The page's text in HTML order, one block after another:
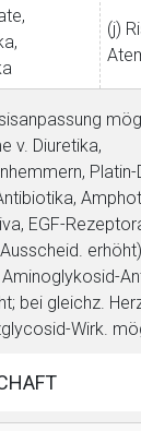
(j)
v. Diuretika,
Platin-
EGF-
bei gleichz.
Wirk.